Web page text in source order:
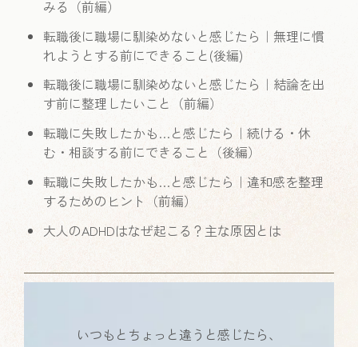
みる（前編）
転職後に職場に馴染めないと感じたら｜無理に慣
れようとする前にできること(後編)
転職後に職場に馴染めないと感じたら｜結論を出
す前に整理したいこと（前編）
転職に失敗したかも…と感じたら｜続ける・休
む・相談する前にできること（後編）
転職に失敗したかも…と感じたら｜違和感を整理
するためのヒント（前編）
大人のADHDはなぜ起こる？主な原因とは
いつもとちょっと違うと感じたら、